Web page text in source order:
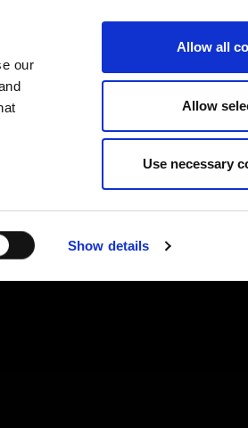
our
Show details
Allow all
Allow
Use necessary
REALES